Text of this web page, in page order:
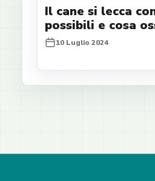
Il cane si lecca
possibili e cosa
10 Luglio 2024